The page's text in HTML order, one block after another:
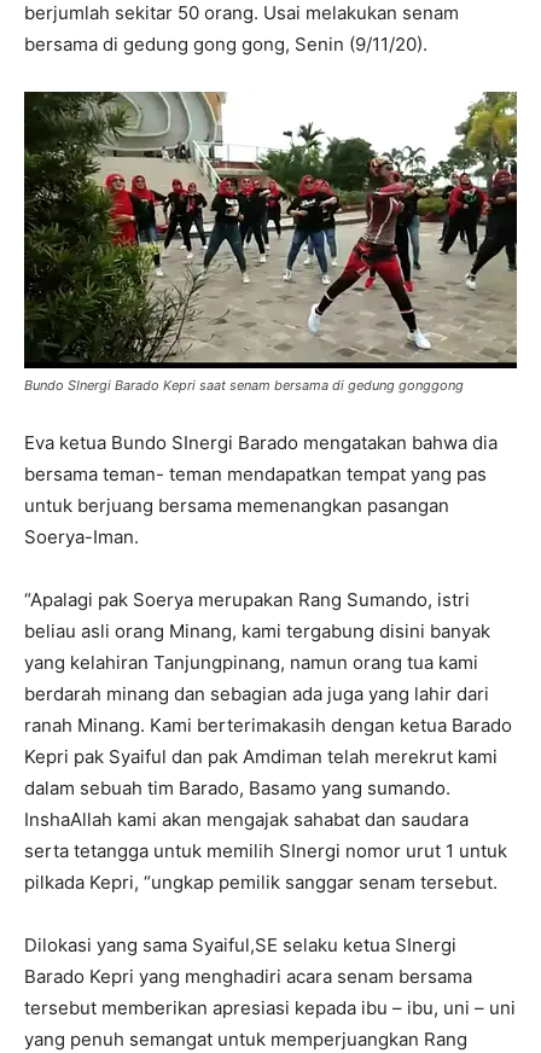
berjumlah sekitar 50 orang. Usai melakukan senam
bersama di gedung gong gong, Senin (9/11/20).
Bundo SInergi Barado Kepri saat senam bersama di gedung gonggong
Eva ketua Bundo SInergi Barado mengatakan bahwa dia
bersama teman- teman mendapatkan tempat yang pas
untuk berjuang bersama memenangkan pasangan
Soerya-Iman.
“Apalagi pak Soerya merupakan Rang Sumando, istri
beliau asli orang Minang, kami tergabung disini banyak
yang kelahiran Tanjungpinang, namun orang tua kami
berdarah minang dan sebagian ada juga yang lahir dari
ranah Minang. Kami berterimakasih dengan ketua Barado
Kepri pak Syaiful dan pak Amdiman telah merekrut kami
dalam sebuah tim Barado, Basamo yang sumando.
InshaAllah kami akan mengajak sahabat dan saudara
serta tetangga untuk memilih SInergi nomor urut 1 untuk
pilkada Kepri, “ungkap pemilik sanggar senam tersebut.
Dilokasi yang sama Syaiful,SE selaku ketua SInergi
Barado Kepri yang menghadiri acara senam bersama
tersebut memberikan apresiasi kepada ibu – ibu, uni – uni
yang penuh semangat untuk memperjuangkan Rang